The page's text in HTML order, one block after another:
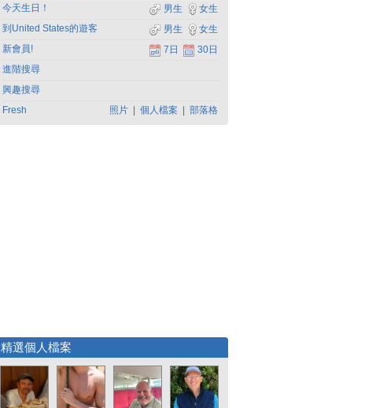
今天生日！
女生
男生
到United States的遊客
女生
男生
新會員!
30日
7日
進階搜尋
興趣搜尋
Fresh
照片 個人檔案 部落格
精選個人檔案